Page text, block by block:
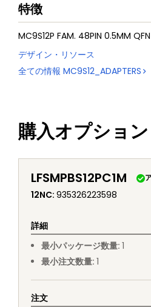
特徴
MC9S12P FAM. 48PIN 0.5MM
デザイン・リソース
全ての情報 MC9S12_ADAPTERS
購入オプション
LFSMPBS12PC1M
12NC: 935326223598
詳細
最小パッケージ数量: 1
最小注文数量: 1
注文